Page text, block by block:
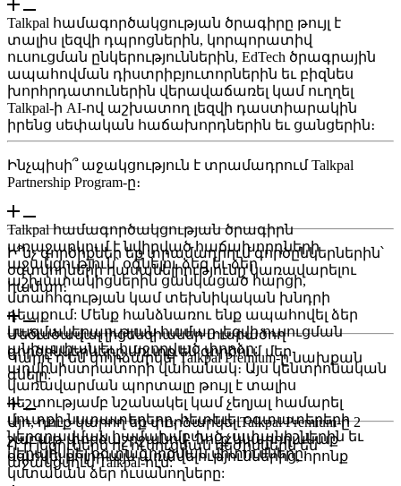
Talkpal համագործակցության ծրագիրը թույլ է
տալիս լեզվի դպրոցներին, կորպորատիվ
ուսուցման ընկերություններին, EdTech ծրագրային
ապահովման դիստրիբյուտորներին եւ բիզնես
խորհրդատուներին վերավաճառել կամ ուղղել
Talkpal-ի AI-ով աշխատող լեզվի դաստիարակին
իրենց սեփական հաճախորդներին եւ ցանցերին։
Ինչպիսի՞ աջակցություն է տրամադրում Talkpal
Partnership Program-ը։
Talkpal համագործակցության ծրագիրն
առաջարկում է նվիրված հաճախորդների
աջակցություն՝ օգնելու ձեզ եւ ձեր
աշխատակիցներին ցանկացած հարցի,
մտահոգության կամ տեխնիկական խնդրի
դեպքում: Մենք հանձնառու ենք ապահովել ձեր
կազմակերպության համար լեզվի ուսուցման
անխափան եւ հաջողված փորձը:
Ի՞նչ գործիքներ եք տրամադրում գործընկերներին՝
օգտվողների հասանելիությունը կառավարելու
համար։
Մեծածավալ լիցենզիաներ տարածող
գործընկերները մուտք են գործում մեր
ադմինիստրատորի վահանակ։ Այս կենտրոնական
կառավարման պորտալը թույլ է տալիս
հեշտությամբ նշանակել կամ չեղյալ համարել
մուտքի նստատեղերը, հետեւել օգտատերերի
ներգրավման համախմբված չափանիշներին եւ
վերահսկել օգտագործման միտումները:
Կարո՞ղ եմ փորձարկել Talkpal Premium-ը նախքան
գնելը:
Այո, դուք կարող եք փորձարկել Talkpal Premium-ը 2
շաբաթ փորձաշրջանով: Դուք կկարողանաք
օգտվել բոլոր այն առավելություններից, որոնք
կստանան ձեր ուսանողները:
Ո՞ր լեզուներն ու ուսուցման ռեժիմներն են
աջակցվում Talkpal-ում: